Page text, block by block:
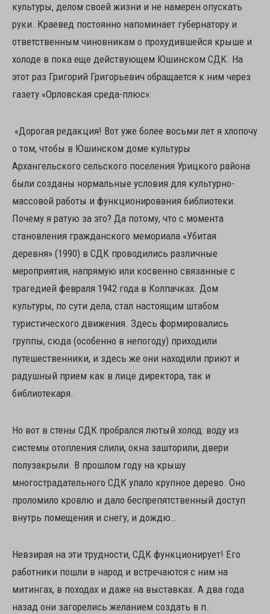
культуры, делом своей жизни и не намерен опускать
руки. Краевед постоянно напоминает губернатору и
ответственным чиновникам о прохудившейся крыше и
холоде в пока еще действующем Юшинском СДК. На
этот раз Григорий Григорьевич обращается к ним через
газету «Орловская среда-плюс»:
«Дорогая редакция! Вот уже более восьми лет я хлопочу
о том, чтобы в Юшинском доме культуры
Архангельского сельского поселения Урицкого района
были созданы нормальные условия для культурно-
масcовой работы и функционирования библиотеки.
Почему я ратую за это? Да потому, что с момента
становления гражданского мемориала «Убитая
деревня» (1990) в СДК проводились различные
мероприятия, напрямую или косвенно связанные с
трагедией февраля 1942 года в Колпачках. Дом
культуры, по сути дела, стал настоящим штабом
туристического движения. Здесь формировались
группы, сюда (особенно в непогоду) приходили
путешественники, и здесь же они находили приют и
радушный прием как в лице директора, так и
библиотекаря.
Но вот в стены СДК пробрался лютый холод: воду из
системы отопления слили, окна зашторили, двери
полузакрыли. В прошлом году на крышу
многострадательного СДК упало крупное дерево. Оно
проломило кровлю и дало беспрепятственный доступ
внутрь помещения и снегу, и дождю…
Невзирая на эти трудности, СДК функционирует! Его
работники пошли в народ и встречаются с ним на
митингах, в походах и даже на выставках. А два года
назад они загорелись желанием создать в п.